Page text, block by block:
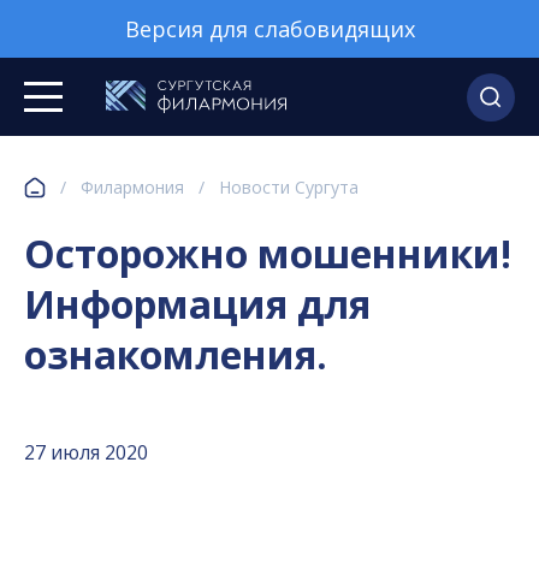
Версия для слабовидящих
/ Филармония / Новости Сургута
Осторожно мошенники!
Информация для
ознакомления.
27 июля 2020